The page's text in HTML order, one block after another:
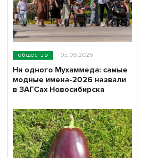
общество 05.08.2026
Ни одного Мухаммеда: самые
модные имена-2026 назвали
в ЗАГСах Новосибирска